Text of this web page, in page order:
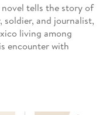
tells the story of
soldier, and journalist,
living among
encounter with
the tragic history of